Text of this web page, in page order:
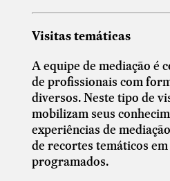
Visitas temáticas
A equipe de mediação é
de profissionais com
diversos. Neste tipo de
mobilizam seus
experiências de
de recortes temáticos
programados.